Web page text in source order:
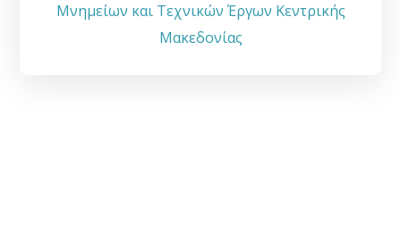
Μνημείων και Τεχνικών Έργων Κεντρικής
Μακεδονίας